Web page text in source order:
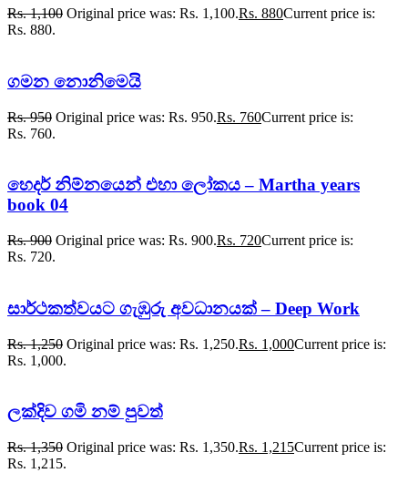
Rs.1,100 Original price was: Rs. 1,100.Rs. 880Current price is:
Rs. 880.
ගමන නොනිමෙයි
Rs.950 Original price was: Rs. 950.Rs. 760Current price is:
Rs. 760.
හෙදර් නිම්නයෙන් එහා ලෝකය – Martha years
book 04
Rs.900 Original price was: Rs. 900.Rs. 720Current price is:
Rs. 720.
සාර්ථකත්වයට ගැඹුරු අවධානයක් – Deep Work
Rs.1,250 Original price was: Rs. 1,250.Rs. 1,000Current price is:
Rs. 1,000.
ලක්දිව ගමි නම් පුවත්
Rs.1,350 Original price was: Rs. 1,350.Rs. 1,215Current price is:
Rs. 1,215.